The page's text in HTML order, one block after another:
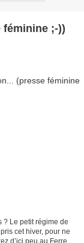
féminine ;-))
? Le petit régime de
cet hiver, pour ne
d’ici peu au Ferret